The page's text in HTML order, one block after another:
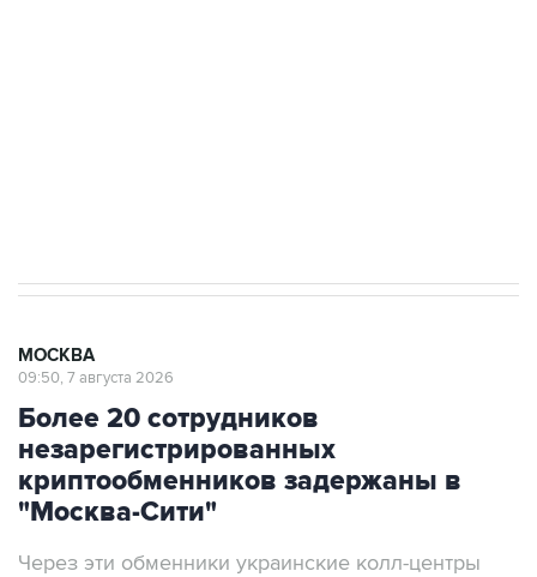
МОСКВА
09:50, 7 августа 2026
Более 20 сотрудников
незарегистрированных
криптообменников задержаны в
"Москва-Сити"
Через эти обменники украинские колл-центры